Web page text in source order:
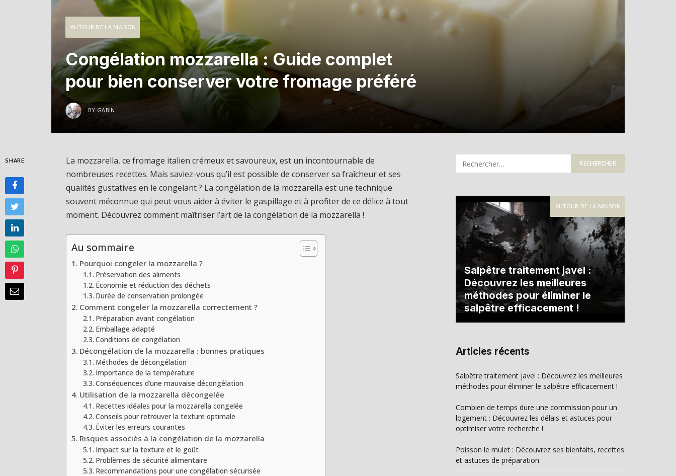
AUTOUR DE LA MAISON
Congélation mozzarella : Guide complet
pour bien conserver votre fromage préféré
BY GABIN
SHARE
La mozzarella, ce fromage italien crémeux et savoureux, est un incontournable de
nombreuses recettes. Mais saviez-vous qu’il est possible de conserver sa fraîcheur et ses
qualités gustatives en le congelant ? La congélation de la mozzarella est une technique
souvent méconnue qui peut vous aider à éviter le gaspillage et à profiter de ce délice à tout
moment. Découvrez comment maîtriser l’art de la congélation de la mozzarella !
Au sommaire
Pourquoi congeler la mozzarella ?
Préservation des aliments
Économie et réduction des déchets
Durée de conservation prolongée
Comment congeler la mozzarella correctement ?
Préparation avant congélation
Emballage adapté
Conditions de congélation
Décongélation de la mozzarella : bonnes pratiques
Méthodes de décongélation
Importance de la température
Conséquences d’une mauvaise décongélation
Utilisation de la mozzarella décongelée
Recettes idéales pour la mozzarella congelée
Conseils pour retrouver la texture optimale
Éviter les erreurs courantes
Risques associés à la congélation de la mozzarella
Impact sur la texture et le goût
Problèmes de sécurité alimentaire
Recommandations pour une congélation sécurisée
AUTOUR DE LA MAISON
Salpêtre traitement javel :
Découvrez les meilleures
méthodes pour éliminer le
salpêtre efficacement !
Articles récents
Salpêtre traitement javel : Découvrez les meilleures
méthodes pour éliminer le salpêtre efficacement !
Combien de temps dure une commission pour un
logement : Découvrez les délais et astuces pour
optimiser votre recherche !
Poisson le mulet : Découvrez ses bienfaits, recettes
et astuces de préparation